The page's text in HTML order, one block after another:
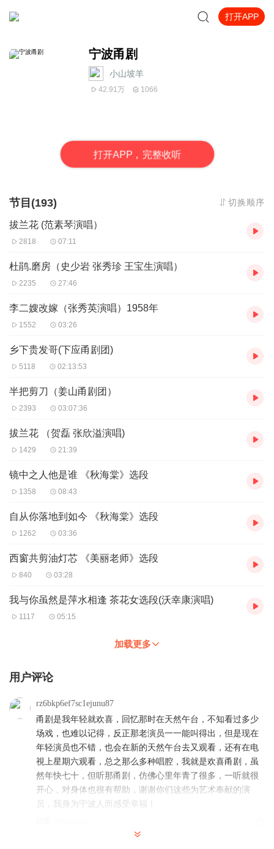
打开APP
宁波甬剧
小山坡羊
42.91万 1066
打开APP，完整收听
节目(193) 切换顺序
拔兰花 (范素琴演唱）
2818 07:11
杜鹃.磨房（史少岩 张秀珍 王宝生演唱）
2235 27:46
李二嫂改嫁（张秀英演唱）1958年
1552 03:26
乡下贵发哥(下应甬剧团)
5118 02:13:53
半把剪刀（姜山甬剧团）
2393 03:07:36
拔兰花 （贺磊 张欣溢演唱)
1429 21:39
镜中之人他是谁 《秋海棠》选段
1358 08:43
自从你落地到如今 《秋海棠》选段
1262 03:36
西窗共剪油灯芯 《美丽老师》选段
840 03:28
我与你虽然是萍水相逢 茶花女选段(沃幸康演唱)
1117 05:15
加载更多
用户评论
rz6bkp6ef7sc1ejunu87
甬剧是我年轻就欢喜，回忆那时在天然午台，不知看过多少
场戏，也难以记得，反正那老演员一一能叫得出，但是现在
年轻演员也不错，也会在新的天然午台去又观看，还有在电
視上星期六观看，总之那么多种唱腔，我就是欢喜甬剧，虽
然年快七十，但听那甬剧，仿佛心里年青了很多，一听就很
开心，对身体也很有帮助，谢谢你们这些为艺术奉献的演
员，我身为宁波人而感受幸福！